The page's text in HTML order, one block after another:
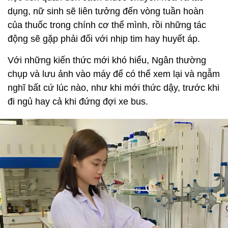
dụng, nữ sinh sẽ liên tưởng đến vòng tuần hoàn
của thuốc trong chính cơ thể mình, rồi những tác
động sẽ gặp phải đối với nhịp tim hay huyết áp.
Với những kiến thức mới khó hiểu, Ngân thường
chụp và lưu ảnh vào máy để có thể xem lại và ngẫm
nghĩ bất cứ lúc nào, như khi mới thức dậy, trước khi
đi ngủ hay cả khi đứng đợi xe bus.